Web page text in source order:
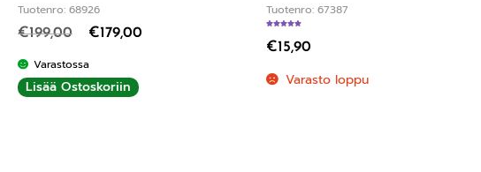
Tuotenro: 68926
€199,00 €179,00
Varastossa
Lisää Ostoskoriin
Tuotenro: 67387
€15,90
Varasto loppu